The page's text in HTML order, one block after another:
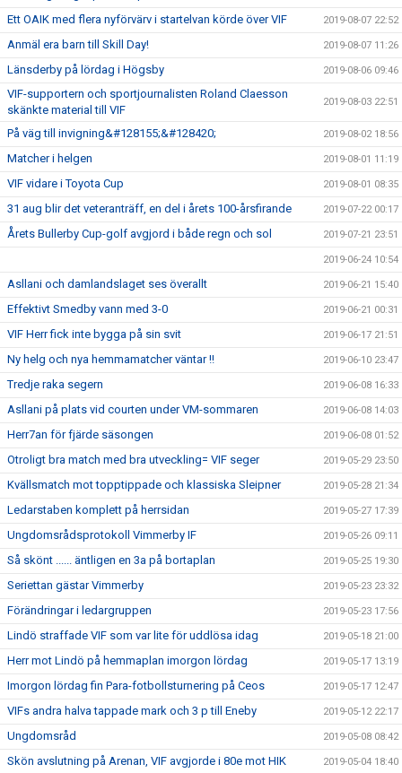
Ett OAIK med flera nyförvärv i startelvan körde över VIF 2019-08-07 22:52
Anmäl era barn till Skill Day! 2019-08-07 11:26
Länsderby på lördag i Högsby 2019-08-06 09:46
VIF-supportern och sportjournalisten Roland Claesson
skänkte material till VIF
2019-08-03 22:51
På väg till invigning&#128155;&#128420; 2019-08-02 18:56
Matcher i helgen 2019-08-01 11:19
VIF vidare i Toyota Cup 2019-08-01 08:35
31 aug blir det veteranträff, en del i årets 100-årsfirande 2019-07-22 00:17
Årets Bullerby Cup-golf avgjord i både regn och sol 2019-07-21 23:51
2019-06-24 10:54
Asllani och damlandslaget ses överallt 2019-06-21 15:40
Effektivt Smedby vann med 3-0 2019-06-21 00:31
VIF Herr fick inte bygga på sin svit 2019-06-17 21:51
Ny helg och nya hemmamatcher väntar !! 2019-06-10 23:47
Tredje raka segern 2019-06-08 16:33
Asllani på plats vid courten under VM-sommaren 2019-06-08 14:03
Herr7an för fjärde säsongen 2019-06-08 01:52
Otroligt bra match med bra utveckling= VIF seger 2019-05-29 23:50
Kvällsmatch mot topptippade och klassiska Sleipner 2019-05-28 21:34
Ledarstaben komplett på herrsidan 2019-05-27 17:39
Ungdomsrådsprotokoll Vimmerby IF 2019-05-26 09:11
Så skönt ...... äntligen en 3a på bortaplan 2019-05-25 19:30
Seriettan gästar Vimmerby 2019-05-23 23:32
Förändringar i ledargruppen 2019-05-23 17:56
Lindö straffade VIF som var lite för uddlösa idag 2019-05-18 21:00
Herr mot Lindö på hemmaplan imorgon lördag 2019-05-17 13:19
Imorgon lördag fin Para-fotbollsturnering på Ceos 2019-05-17 12:47
VIFs andra halva tappade mark och 3 p till Eneby 2019-05-12 22:17
Ungdomsråd 2019-05-08 08:42
Skön avslutning på Arenan, VIF avgjorde i 80e mot HIK 2019-05-04 18:40